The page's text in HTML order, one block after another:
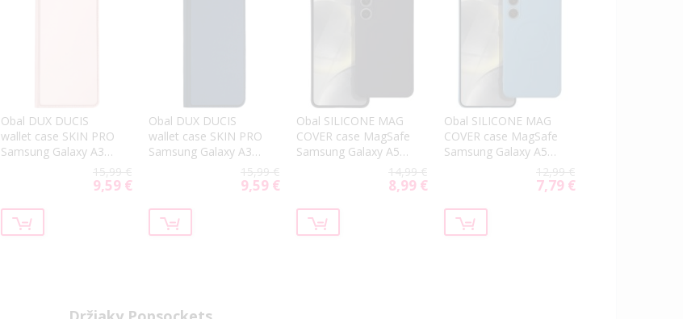
Obal DUX DUCIS
wallet case SKIN PRO
Samsung Galaxy A36
5G A366/56 5G A56615,99 €
Special
9,59 €
Obal DUX DUCIS
wallet case SKIN PRO
Samsung Galaxy A36
5G A366/56 5G A56615,99 €
Special
9,59 €
Obal SILICONE MAG
COVER case MagSafe
Samsung Galaxy A56
14,99 €
Special
8,99 €
Obal SILICONE MAG
COVER case MagSafe
Samsung Galaxy A56
12,99 €
Special
7,79 €